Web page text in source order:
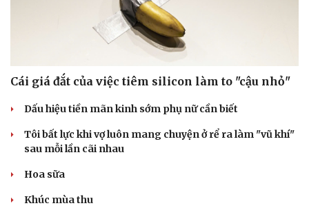
Cái giá đắt của việc tiêm silicon làm to "cậu nhỏ"
Dấu hiệu tiền mãn kinh sớm phụ nữ cần biết
Tôi bất lực khi vợ luôn mang chuyện ở rể ra làm "vũ khí"
sau mỗi lần cãi nhau
Hoa sữa
Khúc mùa thu